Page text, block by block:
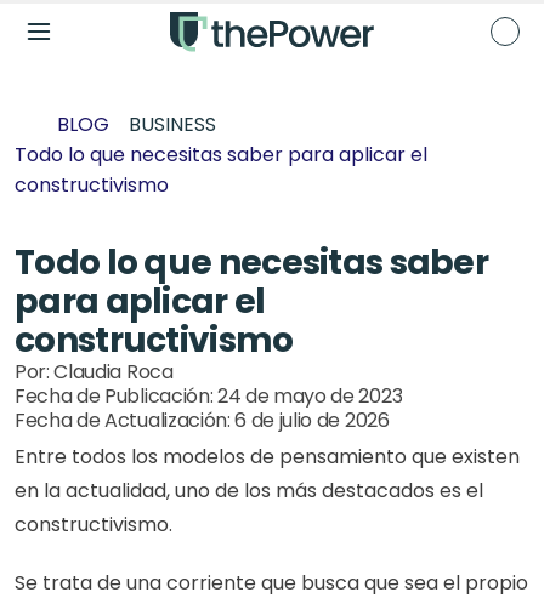
BLOG
BUSINESS
Todo lo que necesitas saber para aplicar el
constructivismo
Todo lo que necesitas saber
para aplicar el
constructivismo
Por: Claudia Roca
Fecha de Publicación: 24 de mayo de 2023
Fecha de Actualización: 6 de julio de 2026
Entre todos los modelos de pensamiento que existen
en la actualidad, uno de los más destacados es el
constructivismo.
Se trata de una corriente que busca que sea el propio